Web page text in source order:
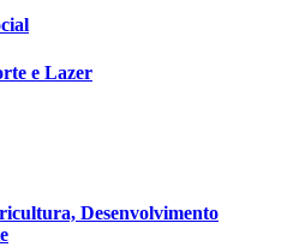
e Lazer
Desenvolvimento